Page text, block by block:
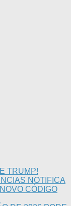
TRUMP!
NOTIFICA
CÓDIGO